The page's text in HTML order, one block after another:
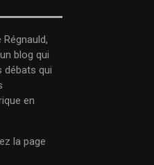
blog qui
débats qui
en
la page